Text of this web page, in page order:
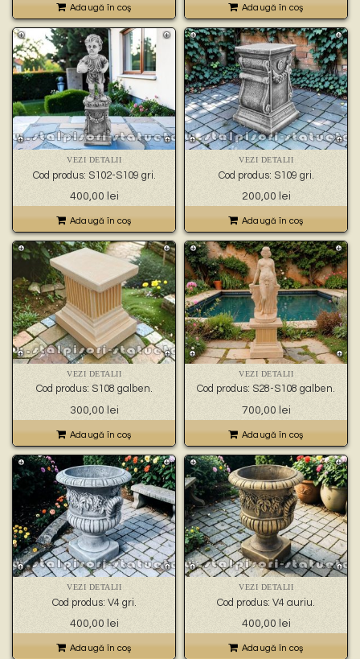
Adaugă în coş Adaugă în coş
VEZI DETALII
Cod produs: S102-S109 gri.
400,00 lei
Adaugă în coş
VEZI DETALII
Cod produs: S109 gri.
200,00 lei
Adaugă în coş
VEZI DETALII
Cod produs: S108 galben.
300,00 lei
Adaugă în coş
VEZI DETALII
Cod produs: S28-S108 galben.
700,00 lei
Adaugă în coş
VEZI DETALII
Cod produs: V4 gri.
400,00 lei
Adaugă în coş
VEZI DETALII
Cod produs: V4 auriu.
400,00 lei
Adaugă în coş